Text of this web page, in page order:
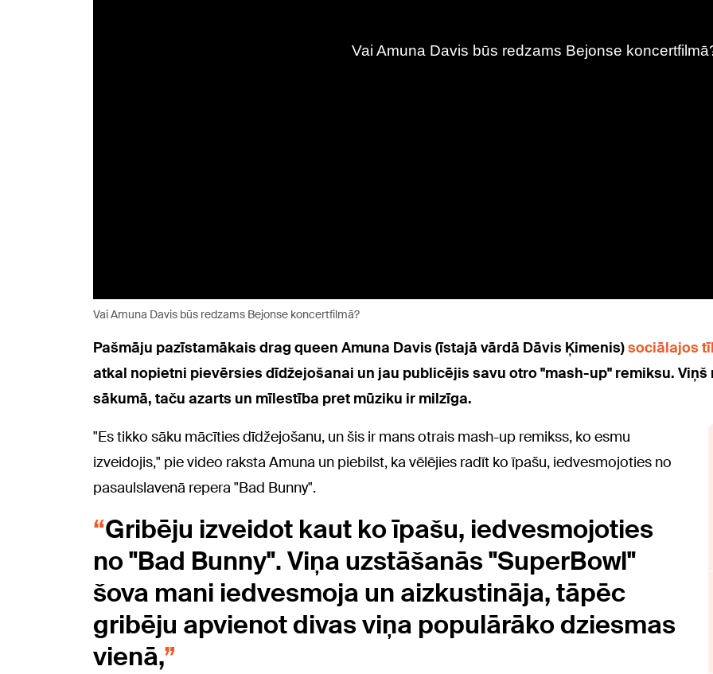
Vai Amuna Davis būs redzams Bejonse koncertfilmā?
Pašmāju pazīstamākais drag queen Amuna Davis (īstajā vārdā Dāvis Ķimenis)sociālajos
atkal nopietni pievērsies dīdžejošanai un jau publicējis savu otro "mash-up" remiksu.
sākumā, taču azarts un mīlestība pret mūziku ir milzīga.
"Es tikko sāku mācīties dīdžejošanu, un šis ir mans otrais mash-up remikss, ko esmu
izveidojis," pie video raksta Amuna un piebilst, ka vēlējies radīt ko īpašu, iedvesmojoties no
pasaulslavenā repera "Bad Bunny".
Gribēju izveidot kaut ko īpašu, iedvesmojoties
no "Bad Bunny". Viņa uzstāšanās "SuperBowl"
šova mani iedvesmoja un aizkustināja, tāpēc
gribēju apvienot divas viņa populārāko dziesmas
vienā,